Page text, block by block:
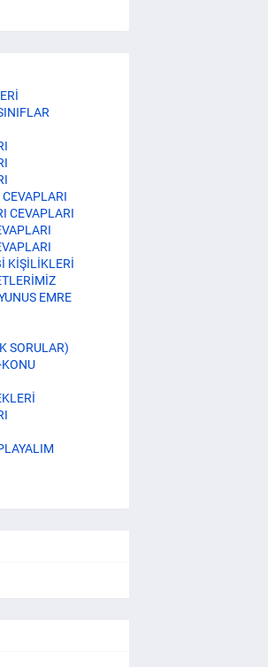
CEVAPLARI
KİŞİLİKLERİ
EMRE
SORULAR)